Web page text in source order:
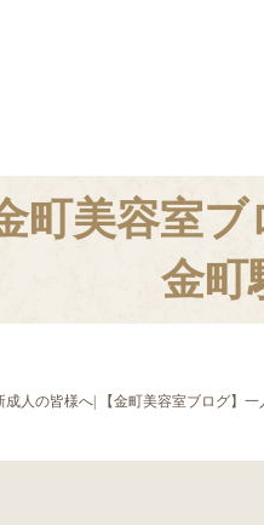
町美容室
金町
成人の皆様へ| 【金町美容室ブログ】